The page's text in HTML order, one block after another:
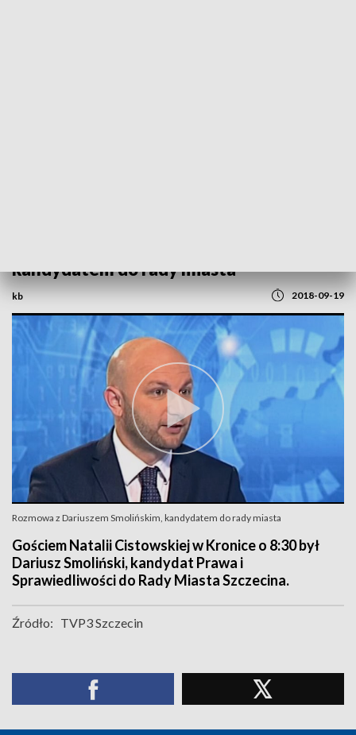
kandydatem do rady miasta
kb 2018-09-19
Rozmowa z Dariuszem Smolińskim, kandydatem do rady miasta
Gościem Natalii Cistowskiej w Kronice o 8:30 był
Dariusz Smoliński, kandydat Prawa i
Sprawiedliwości do Rady Miasta Szczecina.
Źródło: TVP3 Szczecin